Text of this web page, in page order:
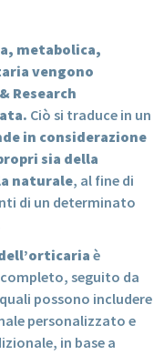
metabolica,
vengono
Research
Ciò si traduce in un
in considerazione
sia della
naturale, al fine di
di un determinato
è
seguito da
possono includere
personalizzato e
in base a